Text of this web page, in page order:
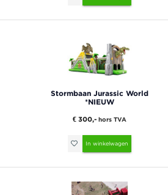
Stormbaan Jurassic World
*NIEUW
€ 300,- hors TVA
In winkelwagen